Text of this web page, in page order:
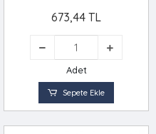
673,44 TL
Adet
Sepete Ekle